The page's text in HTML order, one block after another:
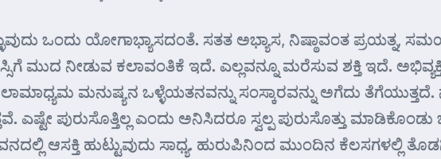
ಒಂದು ಯೋಗಾಭ್ಯಾಸದಂತೆ. ಸತತ ಅಭ್ಯಾಸ, ನಿಷ್ಠಾವಂತ ಪ್ರಯತ್ನ,
ಮುದ ನೀಡುವ ಕಲಾವಂತಿಕೆ ಇದೆ. ಎಲ್ಲವನ್ನೂ ಮರೆಸುವ ಶಕ್ತಿ ಇದೆ.
ಮನುಷ್ಯನ ಒಳ್ಳೆಯತನವನ್ನು ಸಂಸ್ಕಾರವನ್ನು ಅಗೆದು ತೆಗೆಯುತ್ತದೆ.
ಎಷ್ಟೇ ಪುರುಸೊತ್ತಿಲ್ಲ ಎಂದು ಅನಿಸಿದರೂ ಸ್ವಲ್ಪ ಪುರುಸೊತ್ತು
ಆಸಕ್ತಿ ಹುಟ್ಟುವುದು ಸಾಧ್ಯ. ಹುರುಪಿನಿಂದ ಮುಂದಿನ ಕೆಲಸಗಳಲ್ಲಿ